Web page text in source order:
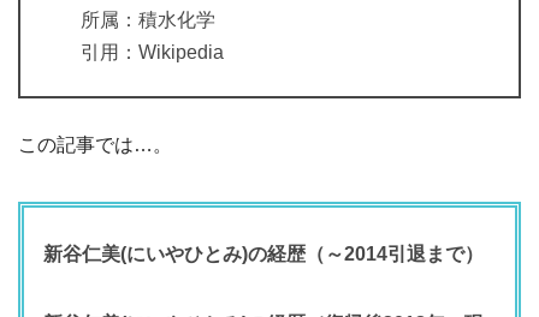
所属：積水化学
引用：Wikipedia
この記事では…。
新谷仁美(にいやひとみ)の経歴（～2014引退まで）